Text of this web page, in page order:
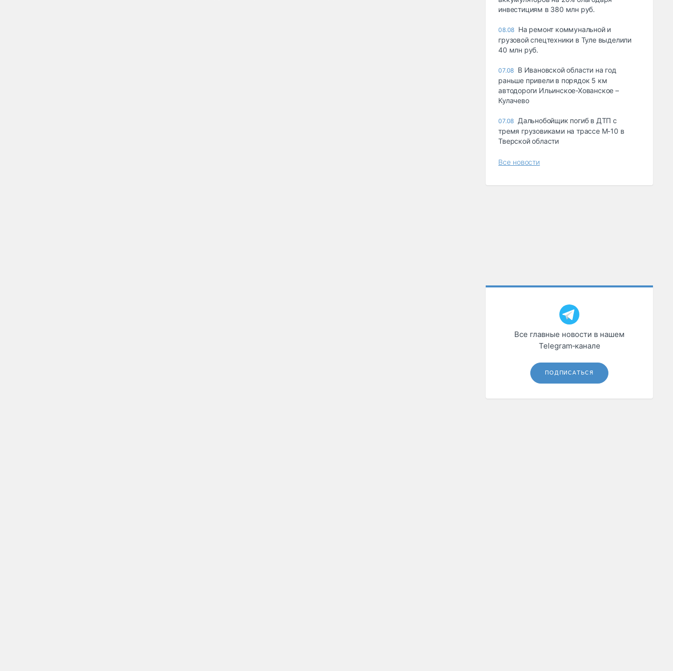
инвестициям в 380 млн руб.
08.08 На ремонт коммунальной и
грузовой спецтехники в Туле выделили
40 млн руб.
07.08 В Ивановской области на год
раньше привели в порядок 5 км
автодороги Ильинское-Хованское –
Кулачево
07.08 Дальнобойщик погиб в ДТП с
тремя грузовиками на трассе М-10 в
Тверской области
Все новости
Все главные новости в нашем
Telegram‑канале
ПОДПИСАТЬСЯ